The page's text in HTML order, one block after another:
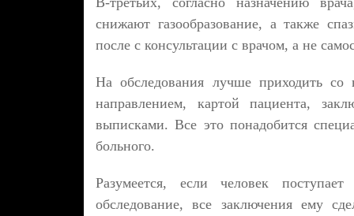
снижают газообразование, а также
после с консультации с врачом, а не
На обследования лучше приходить
направлением, картой пациента,
выписками. Все это понадобится
больного.
Разумеется, если человек
обследование, все заключения ему